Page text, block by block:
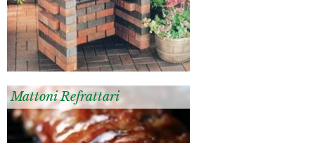
Mattoni Refrattari